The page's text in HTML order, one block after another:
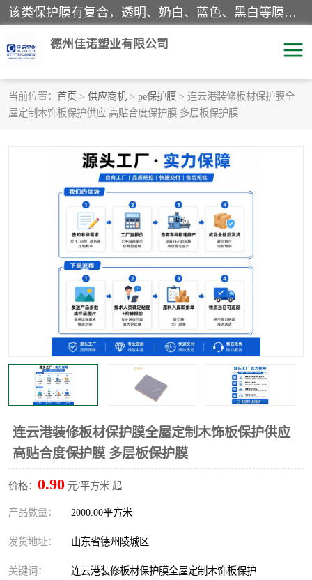
该类保护膜有复合，透明、奶白、蓝色、黑白等膜型。特高粘，高粘，中高粘，中粘，中低粘，低粘等。对于不同的粘力要求有相应的产品相适配。无胶渍残留污染。在较宽的收卷幅度下平整无皱纹，收卷长度大，利于机械化及自动化施工粘贴。为您的产品提供的表面保护解决方案。 产品广泛适用于：铝材、不锈钢、金属、塑料、电子、家电、家具、玻璃、化工材料、装饰材料等。
德州佳诺塑业有限公司
当前位置： 首页 > 供应商机 > pe保护膜 > 连云港装修板材保护膜全
屋定制木饰板保护供应 高贴合度保护膜 多层板保护膜
连云港装修板材保护膜全屋定制木饰板保护供应
高贴合度保护膜 多层板保护膜
价格： 0.90 元/平方米 起
产品数量： 2000.00平方米
发货地址： 山东省德州陵城区
关键词： 连云港装修板材保护膜全屋定制木饰板保护
pe保护膜 包装膜
家具保护膜
拉伸缠绕膜 透明保护膜
乳白保护膜
明蓝保护膜 纯黑保护膜
印字保护膜 彩钢板保护膜
不绣钢板保护膜 两边上胶保护膜
窗缝阻风胶带 铝板保护膜
不锈钢板保护膜 一次性隔离膜